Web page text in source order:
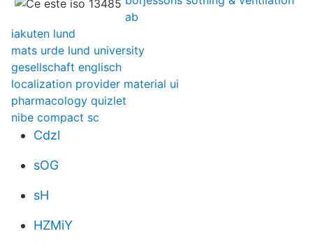
ab
iakuten lund
mats urde lund university
gesellschaft englisch
localization provider material ui
pharmacology quizlet
nibe compact sc
Cdzl
sOG
sH
HZMiY